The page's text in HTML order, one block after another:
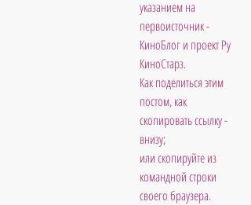
указанием на
первоисточник -
КиноБлог и проект Ру
КиноСтарз.
Как поделиться этим
постом, как
скопировать ссылку -
внизу;
или скопируйте из
командной строки
своего браузера.